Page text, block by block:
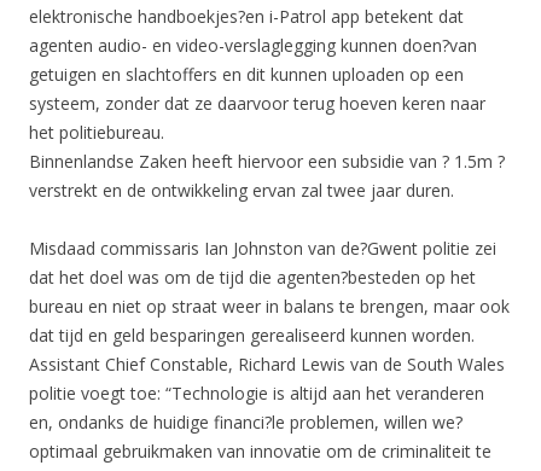
elektronische handboekjes?en i-Patrol app betekent dat
agenten audio- en video-verslaglegging kunnen doen?van
getuigen en slachtoffers en dit kunnen uploaden op een
systeem, zonder dat ze daarvoor terug hoeven keren naar
het politiebureau.
Binnenlandse Zaken heeft hiervoor een subsidie van ? 1.5m ?
verstrekt en de ontwikkeling ervan zal twee jaar duren.
Misdaad commissaris Ian Johnston van de?Gwent politie zei
dat het doel was om de tijd die agenten?besteden op het
bureau en niet op straat weer in balans te brengen, maar ook
dat tijd en geld besparingen gerealiseerd kunnen worden.
Assistant Chief Constable, Richard Lewis van de South Wales
politie voegt toe: “Technologie is altijd aan het veranderen
en, ondanks de huidige financi?le problemen, willen we?
optimaal gebruikmaken van innovatie om de criminaliteit te